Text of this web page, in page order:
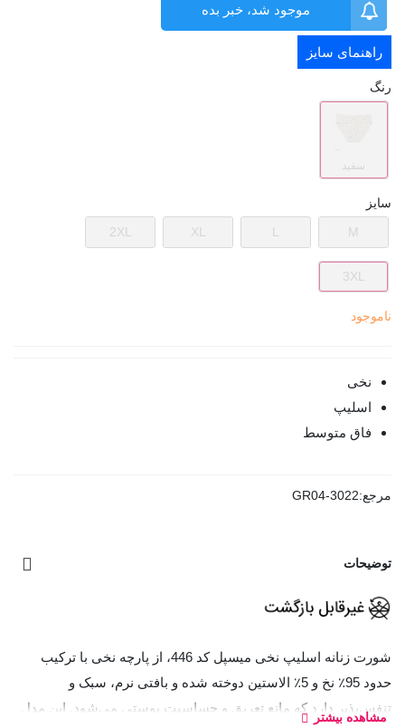
موجود شد، خبر بده
راهنمای سایز
رنگ
سفید
سایز
M
L
XL
2XL
3XL
ناموجود
نخی
اسلیپ
فاق متوسط
مرجع:GR04-3022
توضیحات
شورت زنانه اسلیپ نخی میسپل کد 446، از پارچه نخی با ترکیب
حدود 95٪ نخ و 5٪ الاستین دوخته شده و بافتی نرم، سبک و
تنفس‌پذیر دارد که مانع تعریق و حساسیت پوستی می‌شود. این مدل
مشاهده بیشتر